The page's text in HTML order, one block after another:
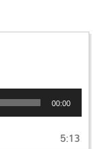
00:00
5:13